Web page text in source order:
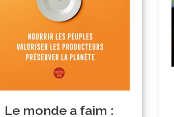
Le monde a faim :